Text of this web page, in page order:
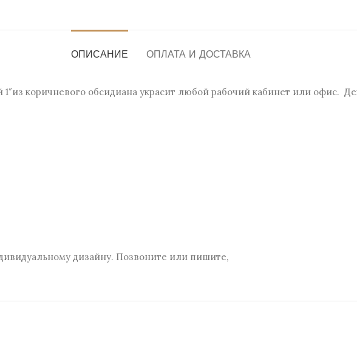
ОПИСАНИЕ ОПЛАТА И ДОСТАВКА
коричневого обсидиана украсит любой рабочий кабинет или офис.
дизайну. Позвоните или пишите,